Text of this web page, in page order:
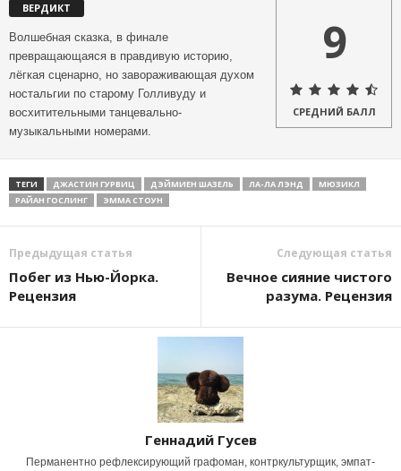
ВЕРДИКТ
Волшебная сказка, в финале
превращающаяся в правдивую историю,
лёгкая сценарно, но завораживающая духом
ностальгии по старому Голливуду и
восхитительными танцевально-
музыкальными номерами.
9
СРЕДНИЙ БАЛЛ
ТЕГИ ДЖАСТИН ГУРВИЦ ДЭЙМИЕН ШАЗЕЛЬ ЛА-ЛА ЛЭНД
МЮЗИКЛ
РАЙАН ГОСЛИНГ
ЭММА СТОУН
Предыдущая статья
Побег из Нью-Йорка.
Рецензия
Следующая статья
Вечное сияние чистого
разума. Рецензия
Геннадий Гусев
Перманентно рефлексирующий графоман, контркультурщик, эмпат-